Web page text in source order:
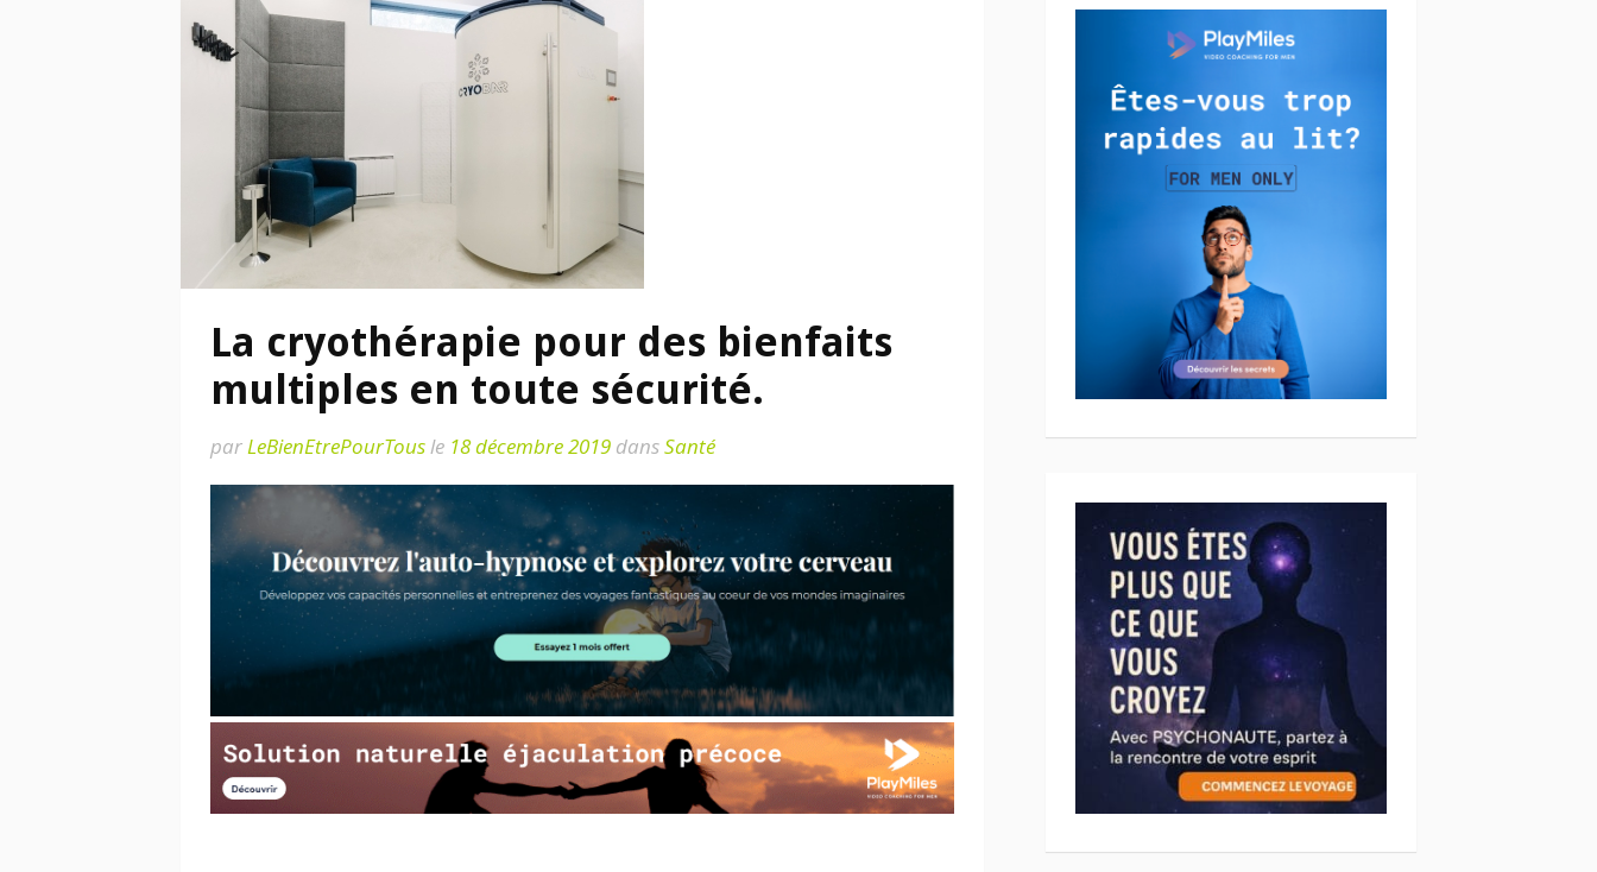
La cryothérapie pour des bienfaits
multiples en toute sécurité.
parLeBienEtrePourTousle 18 décembre 2019 dansSanté